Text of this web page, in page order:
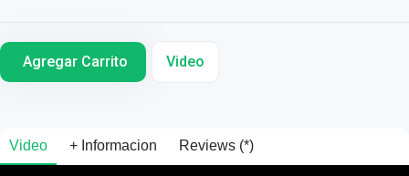
Agregar Carrito Video
Video + Informacion Reviews (*)